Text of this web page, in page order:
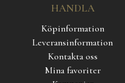
HANDLA
Köpinformation
Leveransinformation
Kontakta oss
Mina favoriter